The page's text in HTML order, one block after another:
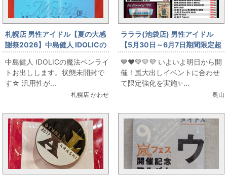
札幌店 男性アイドル【夏の大感
謝祭2026】中島健人 IDOLICの
魔法 ペンライト
中島健人 IDOLICの魔法ペンライ
トお出しします。状態未開封で
す☆ 汎用性が...
札幌店 かわせ
ラララ(池袋店) 男性アイドル
【5月30日～6月7日期間限定超
強化買取 】嵐歴代ロゴマグネッ
トなど超強化買取を行います!!
💙❤️💚💛💜 いよいよ明日から開
催！嵐大出しイベントに合わせ
て限定強化を実施✨...
奥山